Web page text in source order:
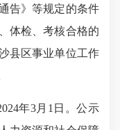
告》等规定的条件
体检、考核合格的
县区事业单位工作
年3月1日。公示